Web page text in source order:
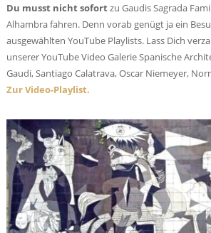
Du musst nicht sofortzu Gaudis Sagrada
Alhambra fahren. Denn vorab genügt ja ein
ausgewählten YouTube Playlists. Lass Dich
unserer YouTube Video Galerie Spanische
Gaudi, Santiago Calatrava, Oscar Niemeyer,
Zur Video-Playlist.